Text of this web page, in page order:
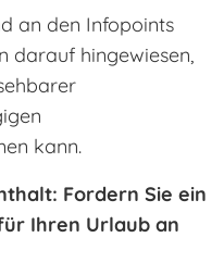
an den Infopoints
darauf hingewiesen,
kann.
Fordern Sie ein
Ihren Urlaub an